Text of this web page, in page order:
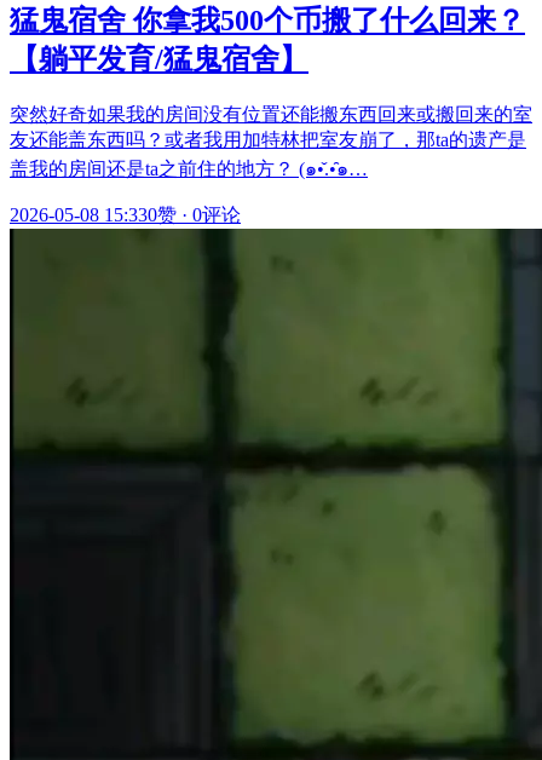
猛鬼宿舍 你拿我500个币搬了什么回来？
【躺平发育/猛鬼宿舍】
突然好奇如果我的房间没有位置还能搬东西回来或搬回来的室
友还能盖东西吗？或者我用加特林把室友崩了，那ta的遗产是
盖我的房间还是ta之前住的地方？ (๑•̌.•̑๑…
2026-05-08 15:330赞 · 0评论